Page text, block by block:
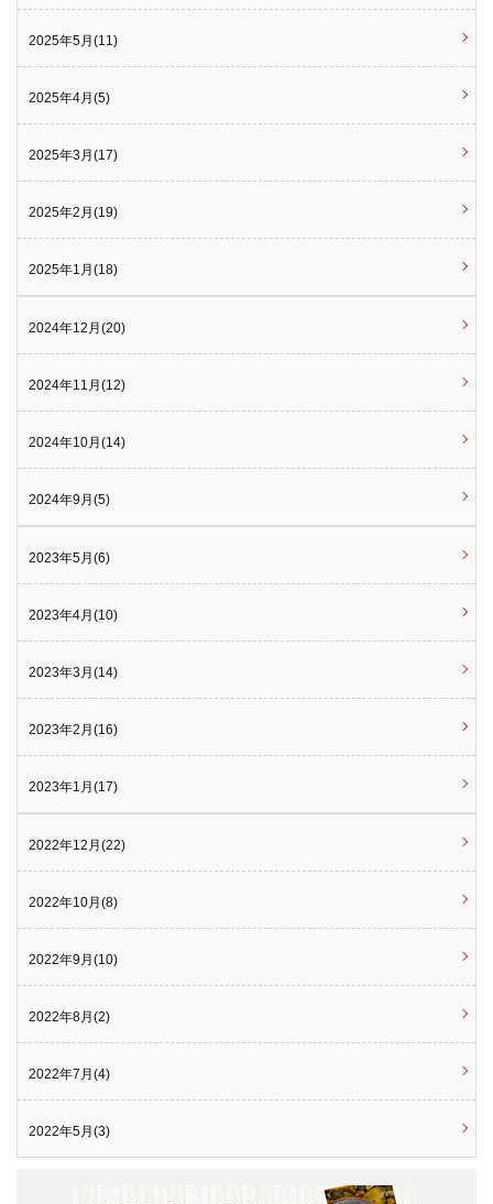
2025年5月(11)
2025年4月(5)
2025年3月(17)
2025年2月(19)
2025年1月(18)
2024年12月(20)
2024年11月(12)
2024年10月(14)
2024年9月(5)
2023年5月(6)
2023年4月(10)
2023年3月(14)
2023年2月(16)
2023年1月(17)
2022年12月(22)
2022年10月(8)
2022年9月(10)
2022年8月(2)
2022年7月(4)
2022年5月(3)